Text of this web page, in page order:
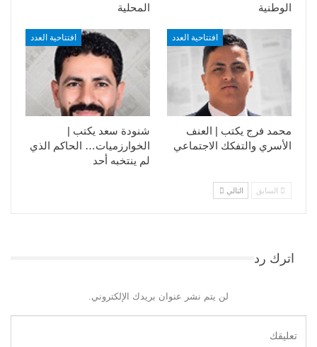
المحلية
الوطنية
افتتاحية العدد
شنودة سعد يكتب |
الخوارزميات… الحاكم الذي
لم ينتخبه أحد
افتتاحية العدد
محمد فرج يكتب | العنف
الأسري والتفكك الاجتماعي
السابق التالي
اترك رد
لن يتم نشر عنوان بريدك الإلكتروني.